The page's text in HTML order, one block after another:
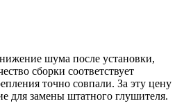
шума после установки,
сборки соответствует
точно совпали. За эту цену
для замены штатного глушителя.